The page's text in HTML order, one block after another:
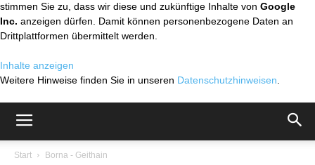
stimmen Sie zu, dass wir diese und zukünftige Inhalte von Google
Inc. anzeigen dürfen. Damit können personenbezogene Daten an
Drittplattformen übermittelt werden.
Inhalte anzeigen
Weitere Hinweise finden Sie in unseren Datenschutzhinweisen
Start Borna - Geithain